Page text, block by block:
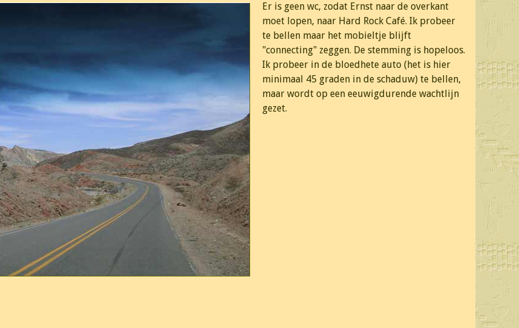
Er is geen wc, zodat Ernst naar de overkant
moet lopen, naar Hard Rock Café. Ik probeer
te bellen maar het mobieltje blijft
"connecting" zeggen. De stemming is hopeloos.
Ik probeer in de bloedhete auto (het is hier
minimaal 45 graden in de schaduw) te bellen,
maar wordt op een eeuwigdurende wachtlijn
gezet.